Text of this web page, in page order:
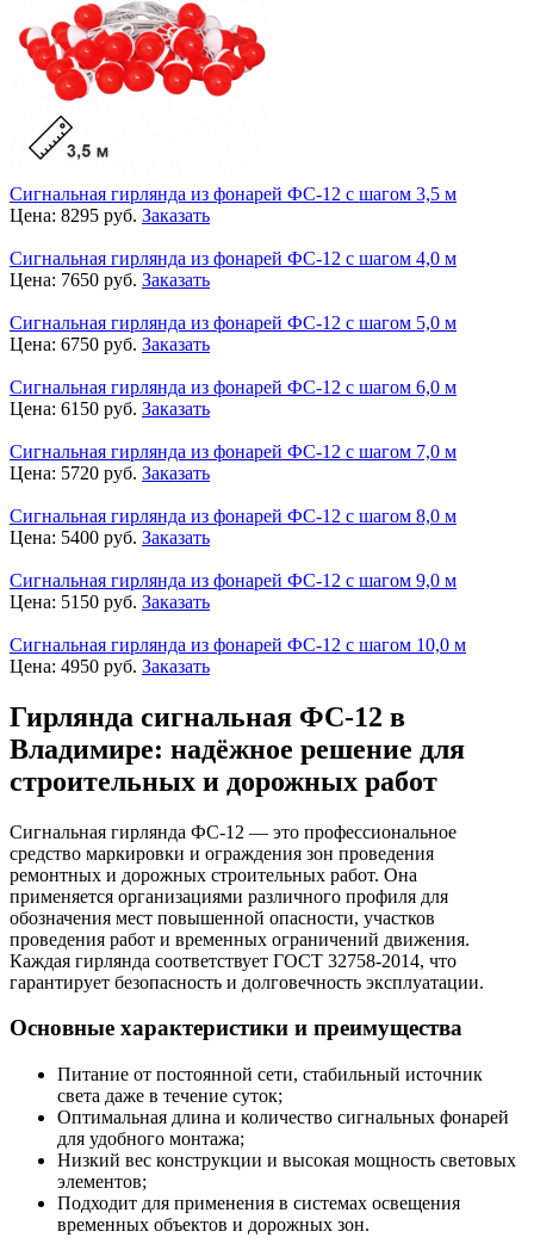
Сигнальная гирлянда из фонарей ФС-12 с шагом 3,5 м
Цена: 8295 руб. Заказать
Сигнальная гирлянда из фонарей ФС-12 с шагом 4,0 м
Цена: 7650 руб. Заказать
Сигнальная гирлянда из фонарей ФС-12 с шагом 5,0 м
Цена: 6750 руб. Заказать
Сигнальная гирлянда из фонарей ФС-12 с шагом 6,0 м
Цена: 6150 руб. Заказать
Сигнальная гирлянда из фонарей ФС-12 с шагом 7,0 м
Цена: 5720 руб. Заказать
Сигнальная гирлянда из фонарей ФС-12 с шагом 8,0 м
Цена: 5400 руб. Заказать
Сигнальная гирлянда из фонарей ФС-12 с шагом 9,0 м
Цена: 5150 руб. Заказать
Сигнальная гирлянда из фонарей ФС-12 с шагом 10,0 м
Цена: 4950 руб. Заказать
Гирлянда сигнальная ФС-12 в
Владимире: надёжное решение для
строительных и дорожных работ
Сигнальная гирлянда ФС-12 — это профессиональное
средство маркировки и ограждения зон проведения
ремонтных и дорожных строительных работ. Она
применяется организациями различного профиля для
обозначения мест повышенной опасности, участков
проведения работ и временных ограничений движения.
Каждая гирлянда соответствует ГОСТ 32758-2014, что
гарантирует безопасность и долговечность эксплуатации.
Основные характеристики и преимущества
Питание от постоянной сети, стабильный источник
света даже в течение суток;
Оптимальная длина и количество сигнальных фонарей
для удобного монтажа;
Низкий вес конструкции и высокая мощность световых
элементов;
Подходит для применения в системах освещения
временных объектов и дорожных зон.